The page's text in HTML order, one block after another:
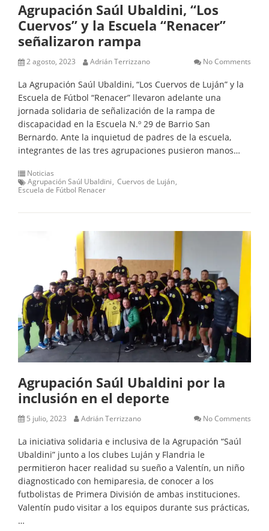
Agrupación Saúl Ubaldini, “Los
Cuervos” y la Escuela “Renacer”
señalizaron rampa
2 agosto, 2023 Adrián Terrizzano No Comments
La Agrupación Saúl Ubaldini, “Los Cuervos de Luján” y la
Escuela de Fútbol “Renacer” llevaron adelante una
jornada solidaria de señalización de la rampa de
discapacidad en la Escuela N.º 29 de Barrio San
Bernardo. Ante la inquietud de padres de la escuela,
integrantes de las tres agrupaciones pusieron manos…
Noticias
Agrupación Saúl Ubaldini Cuervos de Luján
Escuela de Fútbol Renacer
Agrupación Saúl Ubaldini por la
inclusión en el deporte
5 julio, 2023 Adrián Terrizzano No Comments
La iniciativa solidaria e inclusiva de la Agrupación “Saúl
Ubaldini” junto a los clubes Luján y Flandria le
permitieron hacer realidad su sueño a Valentín, un niño
diagnosticado con hemiparesia, de conocer a los
futbolistas de Primera División de ambas instituciones.
Valentín pudo visitar a los equipos durante sus prácticas,
…